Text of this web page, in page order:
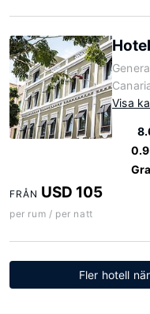
Visa
FRÅN USD 105
per rum / per natt
Fler hotell